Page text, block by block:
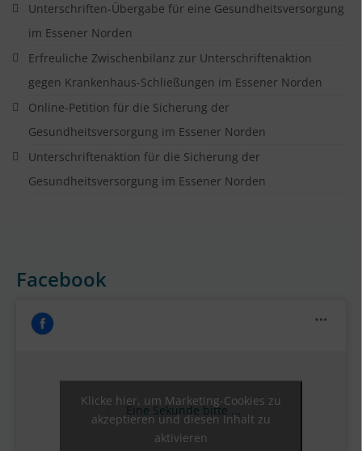
Unterschriften-Übergabe für eine Gesundheitsversorgung
im Essener Norden
Erfreuliche Zwischenbilanz zur Unterschriftenaktion
gegen Krankenhaus-Schließungen im Essener Norden
Online-Petition für die Sicherung der
Gesundheitsversorgung im Essener Norden
Unterschriftenaktion für die Sicherung der
Gesundheitsversorgung im Essener Norden
Facebook
Eine Sekunde bitte ...
Klicke hier, um Marketing-Cookies zu
akzeptieren und diesen Inhalt zu
aktivieren